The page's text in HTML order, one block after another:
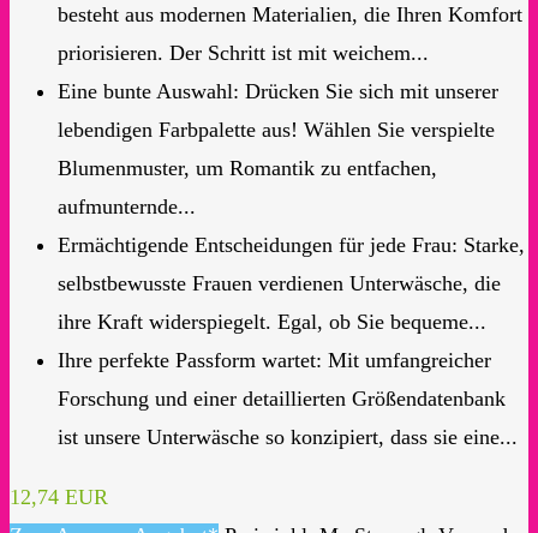
besteht aus modernen Materialien, die Ihren Komfort
priorisieren. Der Schritt ist mit weichem...
Eine bunte Auswahl: Drücken Sie sich mit unserer
lebendigen Farbpalette aus! Wählen Sie verspielte
Blumenmuster, um Romantik zu entfachen,
aufmunternde...
Ermächtigende Entscheidungen für jede Frau: Starke,
selbstbewusste Frauen verdienen Unterwäsche, die
ihre Kraft widerspiegelt. Egal, ob Sie bequeme...
Ihre perfekte Passform wartet: Mit umfangreicher
Forschung und einer detaillierten Größendatenbank
ist unsere Unterwäsche so konzipiert, dass sie eine...
12,74 EUR